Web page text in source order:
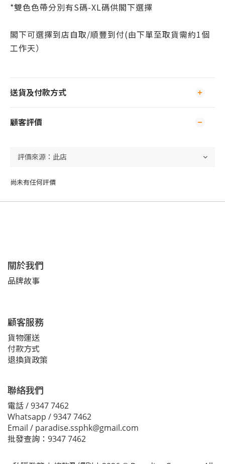
*雙色色帶分別有S碼-XL碼供閣下選擇
閣下可選擇到店自取/順豐到付(由下單至取貨需約1個
工作天）
送貨及付款方式
顧客評價
尚未有任何評價
關於我們
品牌故事
顧客服務
貨物運送
付款方式
退換貨政策
聯絡我們
電話 / 9347 7462
Whatsapp / 9347 7462
Email / paradise.ssphk@gmail.com
批發查詢：9347 7462